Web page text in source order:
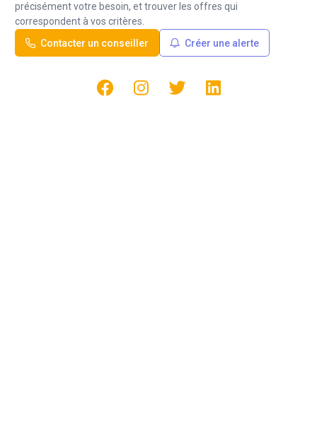
précisément votre besoin, et trouver les offres qui
correspondent à vos critères.
Contacter un conseiller
Créer une alerte